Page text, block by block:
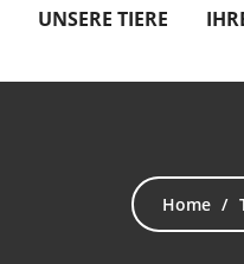
UNSERE TIERE
Home